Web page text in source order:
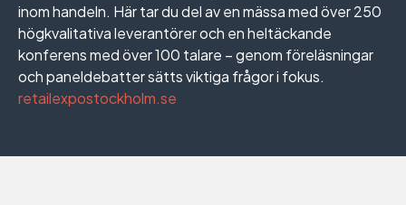
inom handeln. Här tar du del av en mässa med över 250
högkvalitativa leverantörer och en heltäckande
konferens med över 100 talare – genom föreläsningar
och paneldebatter sätts viktiga frågor i fokus.
retailexpostockholm.se